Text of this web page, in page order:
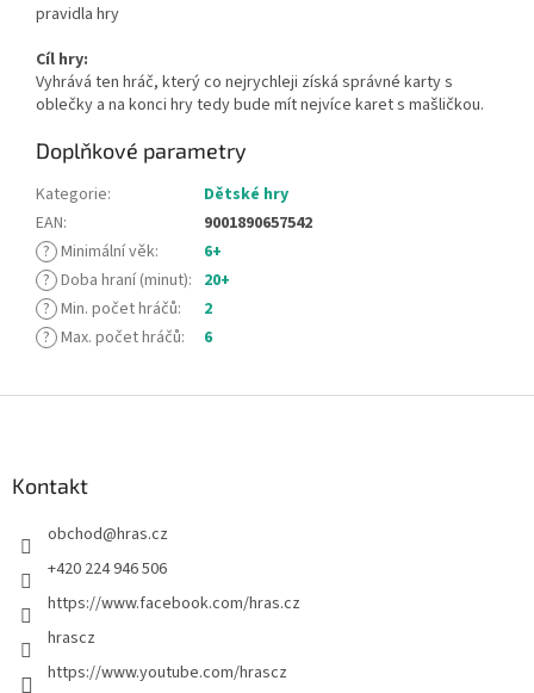
pravidla hry
Cíl hry:
Vyhrává ten hráč, který co nejrychleji získá správné karty s
oblečky a na konci hry tedy bude mít nejvíce karet s mašličkou.
Doplňkové parametry
Kategorie:
Dětské hry
EAN:
9001890657542
? Minimální věk:
6+
? Doba hraní (minut): 20+
? Min. počet hráčů:
2
? Max. počet hráčů: 6
Kontakt
obchod@hras.cz
+420 224 946 506
https://www.facebook.com/hras.cz
hrascz
https://www.youtube.com/hrascz